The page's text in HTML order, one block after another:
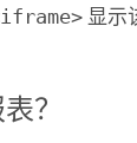
显示
？